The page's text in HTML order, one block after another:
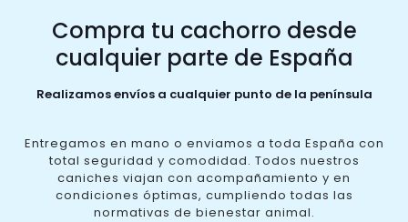
Compra tu cachorro desde
cualquier parte de España
Realizamos envíos a cualquier punto de la península
Entregamos en mano o enviamos a toda España con
total seguridad y comodidad. Todos nuestros
caniches viajan con acompañamiento y en
condiciones óptimas, cumpliendo todas las
normativas de bienestar animal.